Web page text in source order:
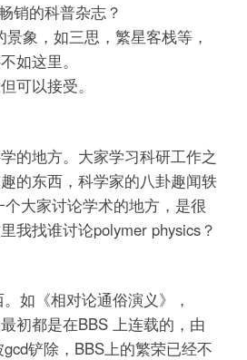
销的科普杂志？
象，如三思，繁星客栈等，
如这里。
可以接受。
的地方。大家学习科研工作之
的东西，科学家的八卦趣闻轶
大家讨论学术的地方，是很
我找谁讨论polymer physics？
如《相对论通俗演义》，
初都是在BBS 上连载的，由
铲除，BBS上的繁荣已经不